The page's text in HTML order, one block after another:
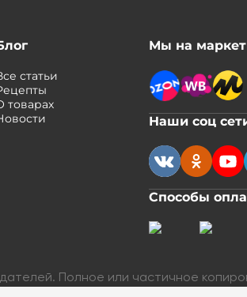
статьи
товарах
Мы на
Наши соц
Способы
Полное или частичное